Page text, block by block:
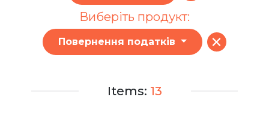
Виберіть продукт:
Повернення податків
Items: 13